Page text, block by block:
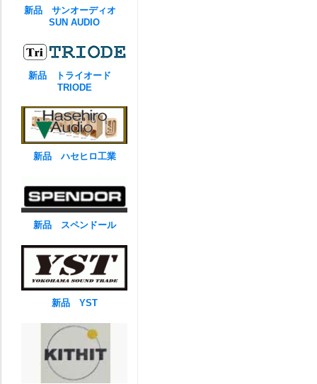
新品 サンオーディオ
SUN AUDIO
新品 トライオード
TRIODE
新品 ハセヒロ工業
新品 スペンドール
新品 YST